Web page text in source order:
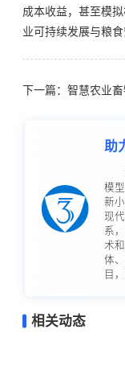
成本收益，甚至模
业可持续发展与粮
下一篇：智慧农业
助
模
新
现
系
术
体
目
相关动态